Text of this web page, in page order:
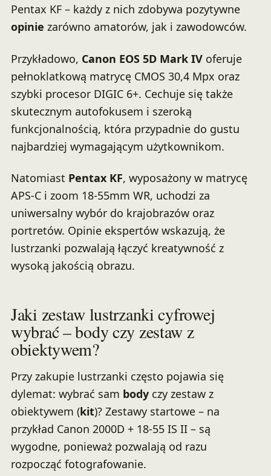
Pentax KF – każdy z nich zdobywa pozytywne
opinie zarówno amatorów, jak i zawodowców.
Przykładowo, Canon EOS 5D Mark IVoferuje
pełnoklatkową matrycę CMOS 30,4 Mpx oraz
szybki procesor DIGIC 6+. Cechuje się także
skutecznym autofokusem i szeroką
funkcjonalnością, która przypadnie do gustu
najbardziej wymagającym użytkownikom.
Natomiast Pentax KF, wyposażony w matrycę
APS-C i zoom 18-55mm WR, uchodzi za
uniwersalny wybór do krajobrazów oraz
portretów. Opinie ekspertów wskazują, że
lustrzanki pozwalają łączyć kreatywność z
wysoką jakością obrazu.
Jaki zestaw lustrzanki cyfrowej
wybrać – body czy zestaw z
obiektywem?
Przy zakupie lustrzanki często pojawia się
dylemat: wybrać sam bodyczy zestaw z
obiektywem (kit)? Zestawy startowe – na
przykład Canon 2000D + 18-55 IS II – są
wygodne, ponieważ pozwalają od razu
rozpocząć fotografowanie.